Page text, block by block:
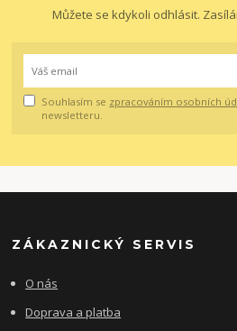
Můžete se kdykoli odhlásit.
Souhlasím se zpracováním osobních
newsletteru.
ZÁKAZNICKÝ SERVIS
O nás
Doprava a platba